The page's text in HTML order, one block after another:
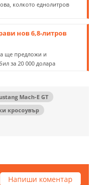
колкото еднолитров
нов 6,8-литров
ще предложи и
за 20 000 долара
Mach-E GT
кросоувър
Напиши коментар